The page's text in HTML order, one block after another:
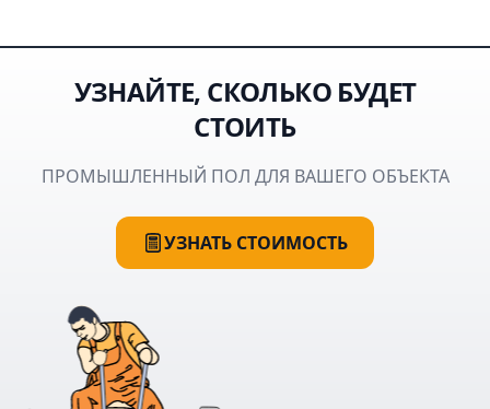
УЗНАЙТЕ, СКОЛЬКО БУДЕТ
СТОИТЬ
ПРОМЫШЛЕННЫЙ ПОЛ ДЛЯ ВАШЕГО ОБЪЕКТА
УЗНАТЬ СТОИМОСТЬ